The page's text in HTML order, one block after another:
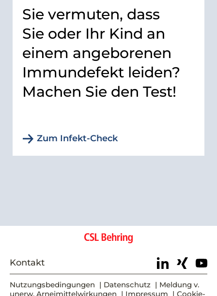
Sie vermuten, dass
Sie oder Ihr Kind an
einem angeborenen
Immundefekt leiden?
Machen Sie den Test!
Zum Infekt-Check
Kontakt
Nutzungsbedingungen Datenschutz
Meldung v.
unerw. Arneimittelwirkungen
Impressum Cookie-